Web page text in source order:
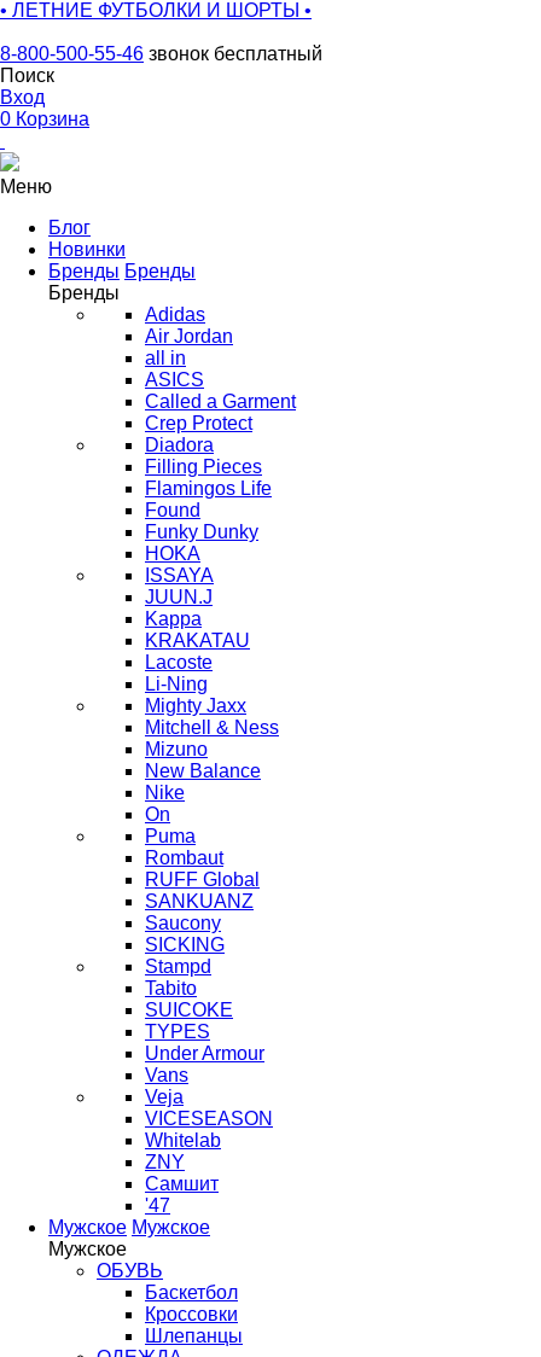
• ЛЕТНИЕ ФУТБОЛКИ И ШОРТЫ •
8-800-500-55-46 звонок бесплатный
Поиск
Вход
0 Корзина
Меню
Блог
Новинки
Бренды Бренды
Бренды
Adidas
Air Jordan
all in
ASICS
Called a Garment
Crep Protect
Diadora
Filling Pieces
Flamingos Life
Found
Funky Dunky
HOKA
ISSAYA
JUUN.J
Kappa
KRAKATAU
Lacoste
Li-Ning
Mighty Jaxx
Mitchell & Ness
Mizuno
New Balance
Nike
On
Puma
Rombaut
RUFF Global
SANKUANZ
Saucony
SICKING
Stampd
Tabito
SUICOKE
TYPES
Under Armour
Vans
Veja
VICESEASON
Whitelab
ZNY
Самшит
'47
Мужское Мужское
Мужское
ОБУВЬ
Баскетбол
Кроссовки
Шлепанцы